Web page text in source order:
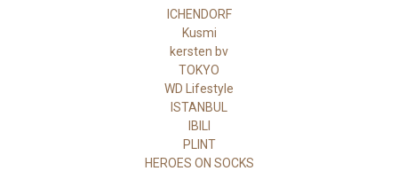
ICHENDORF
Kusmi
kersten bv
TOKYO
WD Lifestyle
ISTANBUL
IBILI
PLINT
HEROES ON SOCKS